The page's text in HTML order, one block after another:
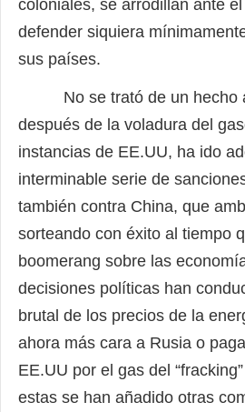
coloniales, se arrodillan ante
defender siquiera
sus países.
No se trató de un hecho
después de la voladura del
instancias de EE.UU, ha ido
interminable serie de
también contra China, que
sorteando con éxito al tiempo
boomerang sobre las
decisiones políticas han
brutal de los precios de la
ahora más cara a Rusia o
EE.UU por el gas del
estas se han añadido otras